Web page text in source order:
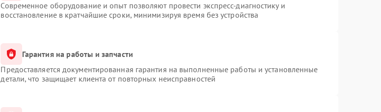
Современное оборудование и опыт позволяют провести экспресс-диагностику и
восстановление в кратчайшие сроки, минимизируя время без устройства
Гарантия на работы и запчасти
Предоставляется документированная гарантия на выполненные работы и установленные
детали, что защищает клиента от повторных неисправностей